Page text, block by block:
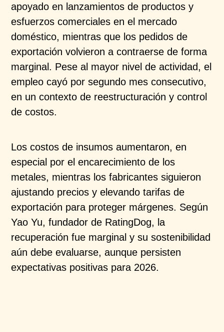
apoyado en lanzamientos de productos y
esfuerzos comerciales enel mercado
doméstico, mientras que los pedidos de
exportación volvieron a contraerse de forma
marginal. Pese al mayor nivel de actividad, el
empleo cayó porsegundo mes consecutivo,
en un contexto de reestructuración y control
de costos.
Los costos de insumos aumentaron, en
especial por elencarecimiento de los
metales, mientras los fabricantessiguieron
ajustando precios y elevando tarifas de
exportación para proteger márgenes. Según
YaoYu,fundador de RatingDog, la
recuperación fue marginal ysu sostenibilidad
aún debe evaluarse, aunque persisten
expectativas positivas para 2026.